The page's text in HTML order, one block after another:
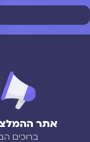
אתר
ברוכים